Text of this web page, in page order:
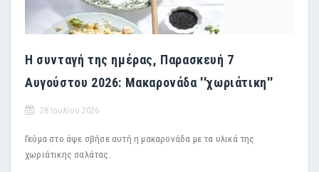
Η συνταγή της ημέρας, Παρασκευή 7
Αυγούστου 2026: Μακαρονάδα ''χωριάτικη''
28 Ιουλίου 2026
Γεύμα στο άψε σβήσε αυτή η μακαρονάδα με τα υλικά της
χωριάτικης σαλάτας.